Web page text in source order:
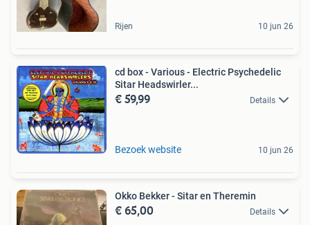
Rijen 10 jun 26
cd box - Various - Electric Psychedelic
Sitar Headswirler...
€ 59,99 Details
Bezoek website 10 jun 26
Okko Bekker - Sitar en Theremin
€ 65,00 Details